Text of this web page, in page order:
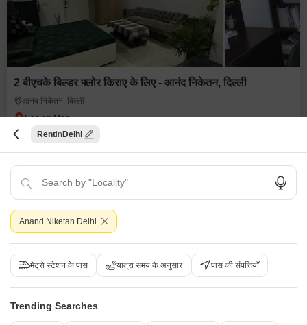
2 बीएचके बिल्डर फ्लोर किराए के लिए - आनंद निकेतन, दिल्ली
आनंद निकेतन, दिल्ली
₹ 1.1 L/ प्रति महीने
Additional Spaces
स्टडी रूम
अर्ध-सुसज्जित
नॉर्थ ईस्ट Facing
राजवीर सिंघ
3.7
Rent Delhi
Anand Niketan Delhi
मेट्रो स्टेशन के पास यात्रा समय के अनुसार पास की संपत्तियाँ
Trending Searches